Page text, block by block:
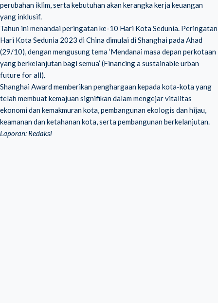
perubahan iklim, serta kebutuhan akan kerangka kerja keuangan
yang inklusif.
Tahun ini menandai peringatan ke-10 Hari Kota Sedunia. Peringatan
Hari Kota Sedunia 2023 di China dimulai di Shanghai pada Ahad
(29/10), dengan mengusung tema ‘Mendanai masa depan perkotaan
yang berkelanjutan bagi semua’ (Financing a sustainable urban
future for all).
Shanghai Award memberikan penghargaan kepada kota-kota yang
telah membuat kemajuan signifikan dalam mengejar vitalitas
ekonomi dan kemakmuran kota, pembangunan ekologis dan hijau,
keamanan dan ketahanan kota, serta pembangunan berkelanjutan.
Laporan: Redaksi